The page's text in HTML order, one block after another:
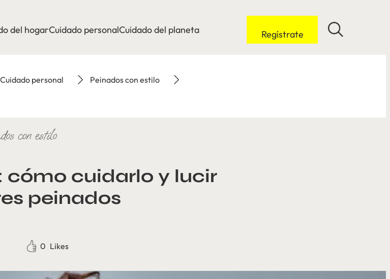
del hogarCuidado personalCuidado del planeta Regístrate
Cuidado personal
Peinados con estilo
con estilo
cómo cuidarlo y lucir
peinados
0 Likes